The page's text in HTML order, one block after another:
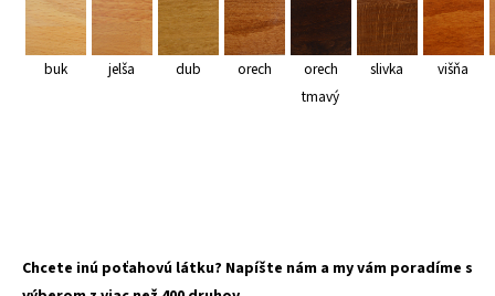
buk jelša dub orech
orech
tmavý
slivka višňa
Chcete inú poťahovú látku? Napíšte nám a my vám poradíme s